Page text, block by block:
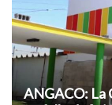
ANGACO: La